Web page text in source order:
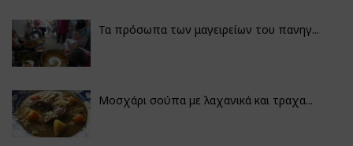
Τα πρόσωπα των μαγειρείων του πανηγ...
Μοσχάρι σούπα με λαχανικά και τραχα...